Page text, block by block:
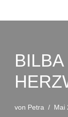
von Petra Mai